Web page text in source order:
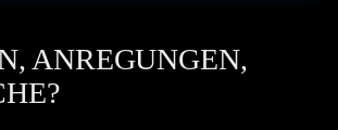
ANREGUNGEN,